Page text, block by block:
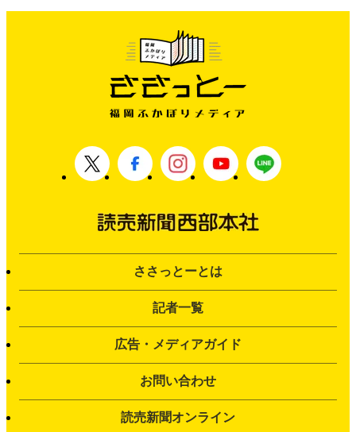
ささっとーとは
記者一覧
広告・メディアガイド
お問い合わせ
読売新聞オンライン